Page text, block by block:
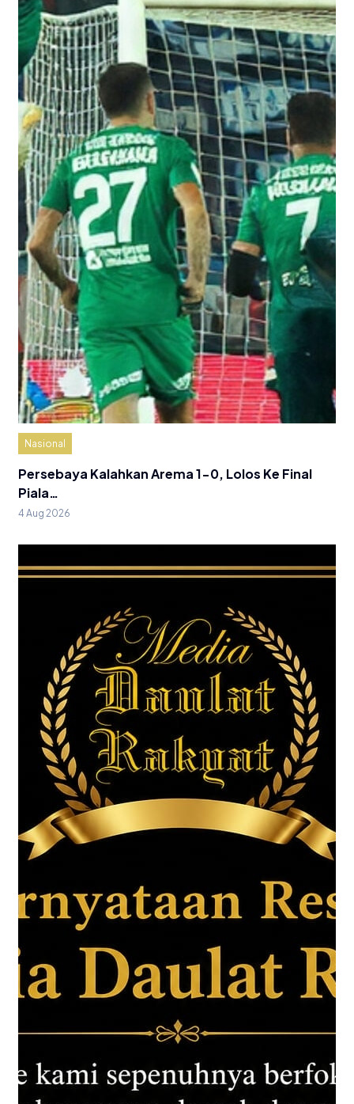
Nasional
Persebaya Kalahkan Arema 1-0, Lolos Ke Final
Piala…
4 Aug 2026